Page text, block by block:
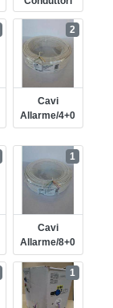
Cavi
Allarme/4+0
2
Cavi
Allarme/8+0
1
1